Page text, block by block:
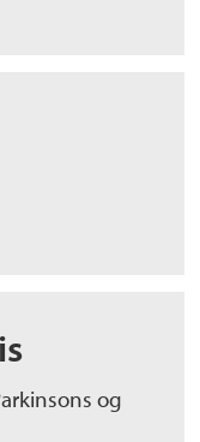
og